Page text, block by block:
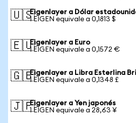
🇺🇸Eigenlayer a Dólar
1 EIGEN equivale a 0,1813 $
🇪🇺Eigenlayer a Euro
1 EIGEN equivale a 0,1572 €
🇬🇧Eigenlayer a Libra Esterlina
1 EIGEN equivale a 0,1348 £
🇯🇵Eigenlayer a Yen japonés
1 EIGEN equivale a 28,63 ¥